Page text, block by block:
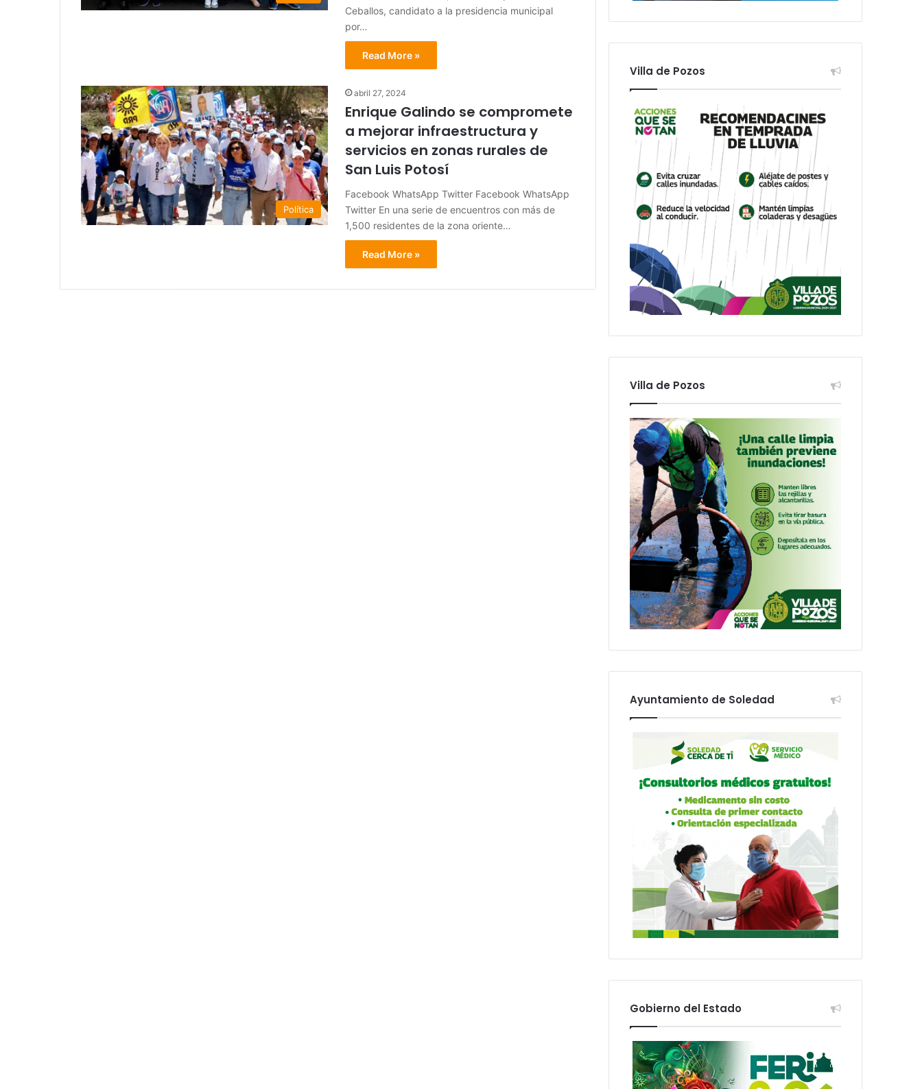
Ceballos, candidato a la presidencia municipal
por…
Read More »
Política
abril 27, 2024
Enrique Galindo se compromete
a mejorar infraestructura y
servicios en zonas rurales de
San Luis Potosí
Facebook WhatsApp Twitter Facebook WhatsApp
Twitter En una serie de encuentros con más de
1,500 residentes de la zona oriente…
Read More »
Villa de Pozos
Villa de Pozos
Ayuntamiento de Soledad
Gobierno del Estado